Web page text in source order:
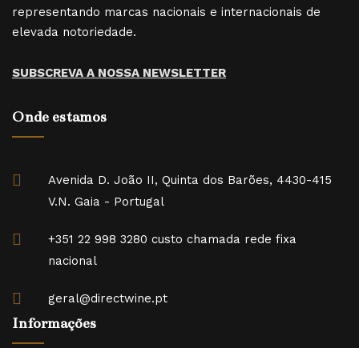
representando marcas nacionais e internacionais de
elevada notoriedade.
SUBSCREVA A NOSSA NEWSLETTER
Onde estamos
Avenida D. João II, Quinta dos Barões, 4430-415
V.N. Gaia - Portugal
+351 22 998 3280 custo chamada rede fixa
nacional
geral@directwine.pt
Informações